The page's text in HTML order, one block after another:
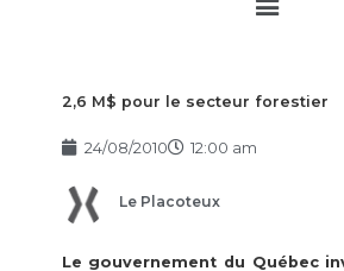
2,6 M$ pour le secteur forestier
24/08/2010 12:00 am
Le Placoteux
Le gouvernement du Québec